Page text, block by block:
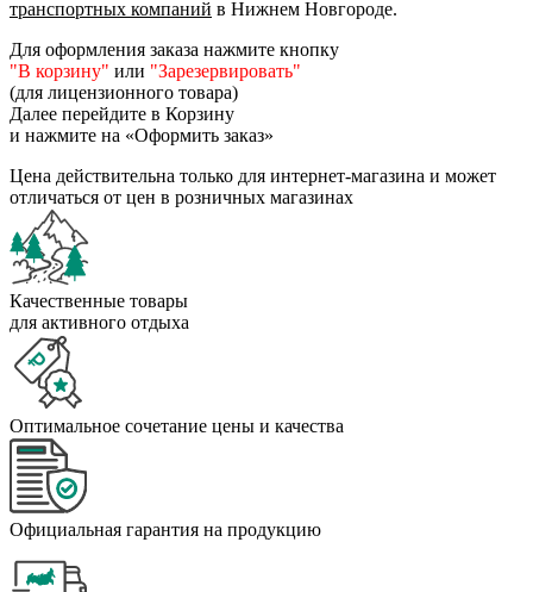
транспортных компаний в Нижнем Новгороде.
Для оформления заказа нажмите кнопку
"В корзину" или "Зарезервировать"
(для лицензионного товара)
Далее перейдите в Корзину
и нажмите на «Оформить заказ»
Цена действительна только для интернет-магазина и может
отличаться от цен в розничных магазинах
Качественные товары
для активного отдыха
Оптимальное сочетание цены и качества
Официальная гарантия на продукцию